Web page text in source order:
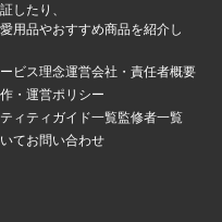
したり、
用品やおすすめ商品を紹介し
ビス理念運営会社・責任者概要
・運営ポリシー
ィティ ガイド一覧監修者一覧
てお問い合わせ